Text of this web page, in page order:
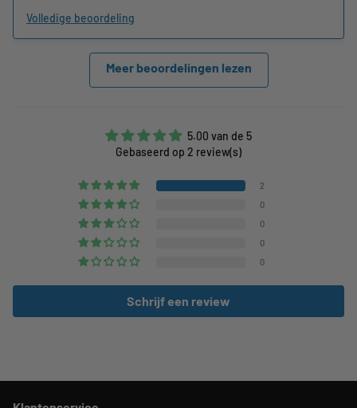
Volledige beoordeling
Meer beoordelingen lezen
5.00 van de 5
Gebaseerd op 2 review(s)
2
0
0
0
0
Schrijf een review